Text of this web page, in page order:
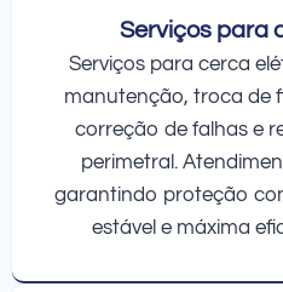
Serviços para
Serviços para cerca
manutenção, troca de
correção de falhas e
perimetral.
garantindo proteção
estável e máxima